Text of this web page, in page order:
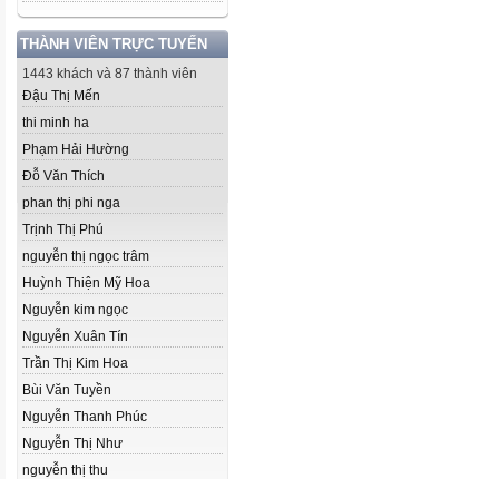
THÀNH VIÊN TRỰC TUYẾN
1443 khách và 87 thành viên
Đậu Thị Mến
thi minh ha
Phạm Hải Hường
Đỗ Văn Thích
phan thị phi nga
Trịnh Thị Phú
nguyễn thị ngọc trâm
Huỳnh Thiện Mỹ Hoa
Nguyễn kim ngọc
Nguyễn Xuân Tín
Trần Thị Kim Hoa
Bùi Văn Tuyền
Nguyễn Thanh Phúc
Nguyễn Thị Như
nguyễn thị thu